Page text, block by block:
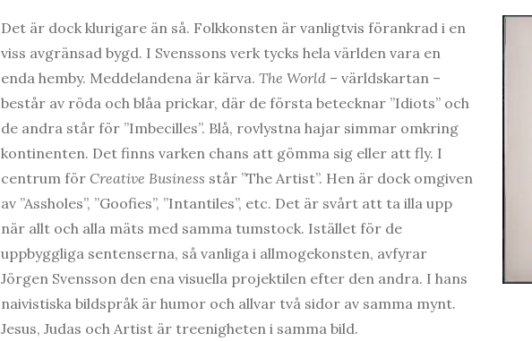
Det är dock klurigare än så. Folkkonsten är vanligtvis förankrad i en
viss avgränsad bygd. I Svenssons verk tycks hela världen vara en
enda hemby. Meddelandena är kärva. The World – världskartan –
består av röda och blåa prickar, där de första betecknar ”Idiots” och
de andra står för ”Imbecilles”. Blå, rovlystna hajar simmar omkring
kontinenten. Det finns varken chans att gömma sig eller att fly. I
centrum för Creative Business står ”The Artist”. Hen är dock omgiven
av ”Assholes”, ”Goofies”, ”Intantiles”, etc. Det är svårt att ta illa upp
när allt och alla mäts med samma tumstock. Istället för de
uppbyggliga sentenserna, så vanliga i allmogekonsten, avfyrar
Jörgen Svensson den ena visuella projektilen efter den andra. I hans
naivistiska bildspråk är humor och allvar två sidor av samma mynt.
Jesus, Judas och Artist är treenigheten i samma bild.